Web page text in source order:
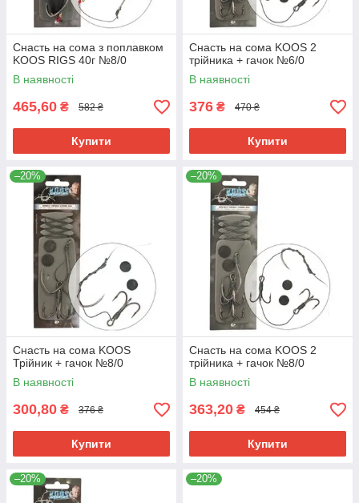
Снасть на сома з поплавком
KOOS RIGS 40г №8/0
В наявності
465,60 ₴ 582 ₴
Купити
Снасть на сома KOOS 2
трійника + гачок №6/0
В наявності
376 ₴ 470 ₴
Купити
–20%
Снасть на сома KOOS
Трійник + гачок №8/0
В наявності
300,80 ₴ 376 ₴
Купити
–20%
Снасть на сома KOOS 2
трійника + гачок №8/0
В наявності
363,20 ₴ 454 ₴
Купити
–20% –20%